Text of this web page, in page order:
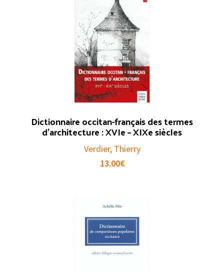
Dictionnaire occitan-français des termes
d’architecture : XVIe – XIXe siècles
Verdier, Thierry
13.00€